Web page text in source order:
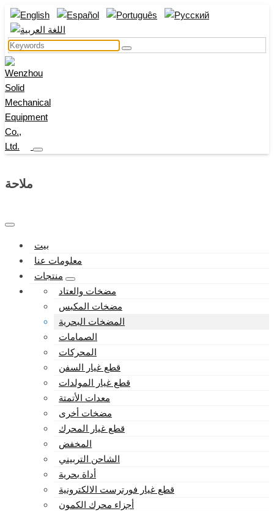
ملاحة
بيت
معلومات عنا
منتجات
مضخات والعتاد
مضخات المكبس
المضخات البحرية
الصمامات
المحركات
قطع غيار السفن
قطع غيار المولدات
معدات الأتمتة
مضخات أخرى
قطع غيار المحرك
المخفض
الشاحن التربيني
أداة بحرية
قطع غيار فورترست الالكترونية
أجزاء محرك الكمون